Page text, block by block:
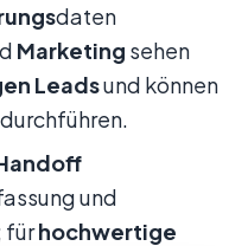
daten
Marketing sehen
Leadsund können
und
fürhochwertige